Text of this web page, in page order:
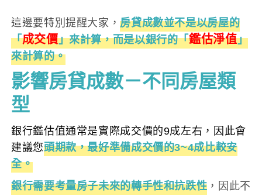
這邊要特別提醒大家，房貸成數並不是以房屋的
「成交價」來計算，而是以銀行的「鑑估淨值」
來計算的。
影響房貸成數－不同房屋類
型
銀行鑑估值通常是實際成交價的9成左右，因此會
建議您頭期款，最好準備成交價的3~4成比較安
全。
銀行需要考量房子未來的轉手性和抗跌性 ，因此不